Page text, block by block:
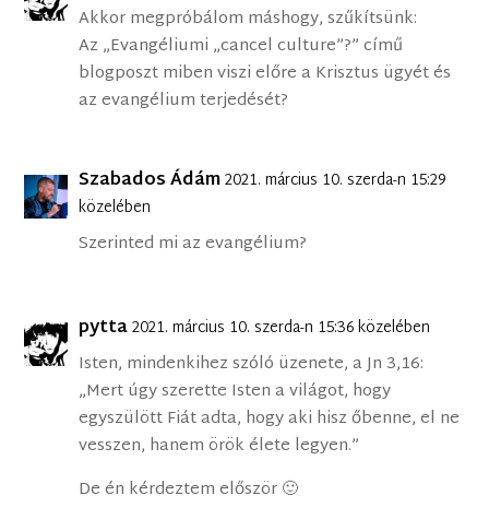
Akkor megpróbálom máshogy, szűkítsünk:
Az „Evangéliumi „cancel culture”?” című
blogposzt miben viszi előre a Krisztus ügyét és
az evangélium terjedését?
Szabados Ádám2021. március 10. szerda-n 15:29
közelében
Szerinted mi az evangélium?
pytta2021. március 10. szerda-n 15:36 közelében
Isten, mindenkihez szóló üzenete, a Jn 3,16:
„Mert úgy szerette Isten a világot, hogy
egyszülött Fiát adta, hogy aki hisz őbenne, el ne
vesszen, hanem örök élete legyen.”
De én kérdeztem először 🙂